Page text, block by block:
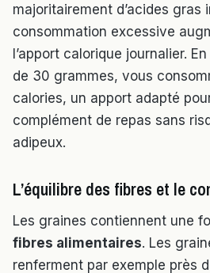
majoritairement d’acides gras
consommation excessive
l’apport calorique journalier.
de 30 grammes, vous
calories, un apport adapté
complément de repas sans
adipeux.
L’équilibre des fibres et le
Les graines contiennent une
fibres alimentaires. Les
renferment par exemple près